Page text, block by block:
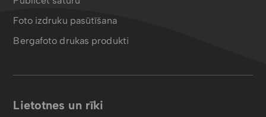
Foto izdruku pasūtīšana
Bergafoto drukas produkti
Lietotnes un rīki